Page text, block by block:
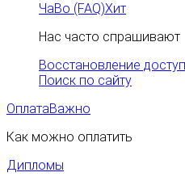
ЧаВо (FAQ)Хит
Нас часто спрашивают
Восстановление
Поиск по сайту
ОплатаВажно
Как можно оплатить
Дипломы